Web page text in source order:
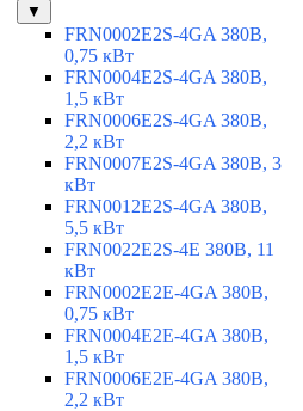
▼
FRN0002E2S-4GA 380В,
0,75 кВт
FRN0004E2S-4GA 380В,
1,5 кВт
FRN0006E2S-4GA 380В,
2,2 кВт
FRN0007E2S-4GA 380В, 3
кВт
FRN0012E2S-4GA 380В,
5,5 кВт
FRN0022E2S-4E 380В, 11
кВт
FRN0002E2E-4GA 380В,
0,75 кВт
FRN0004E2E-4GA 380В,
1,5 кВт
FRN0006E2E-4GA 380В,
2,2 кВт